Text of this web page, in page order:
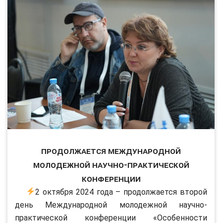
Продолжается Международной
молодежной научно-практической
конференции
2 октября 2024 года – продолжается второй
день Международной молодежной научно-
практической конференции «Особенности